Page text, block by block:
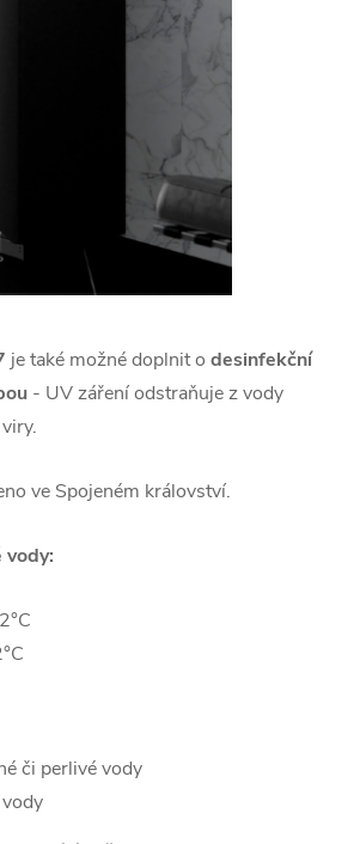
je také možné doplnit o desinfekční
- UV záření odstraňuje z vody
ve Spojeném království.
vody:
či perlivé vody